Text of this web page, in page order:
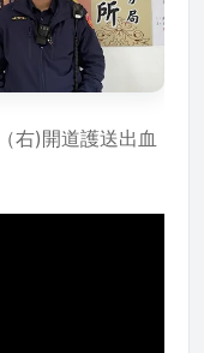
右)開道護送出血